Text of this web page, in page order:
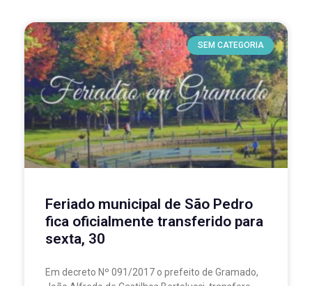
SEM CATEGORIA
Feriado municipal de São Pedro
fica oficialmente transferido para
sexta, 30
Em decreto Nº 091/2017 o prefeito de Gramado,